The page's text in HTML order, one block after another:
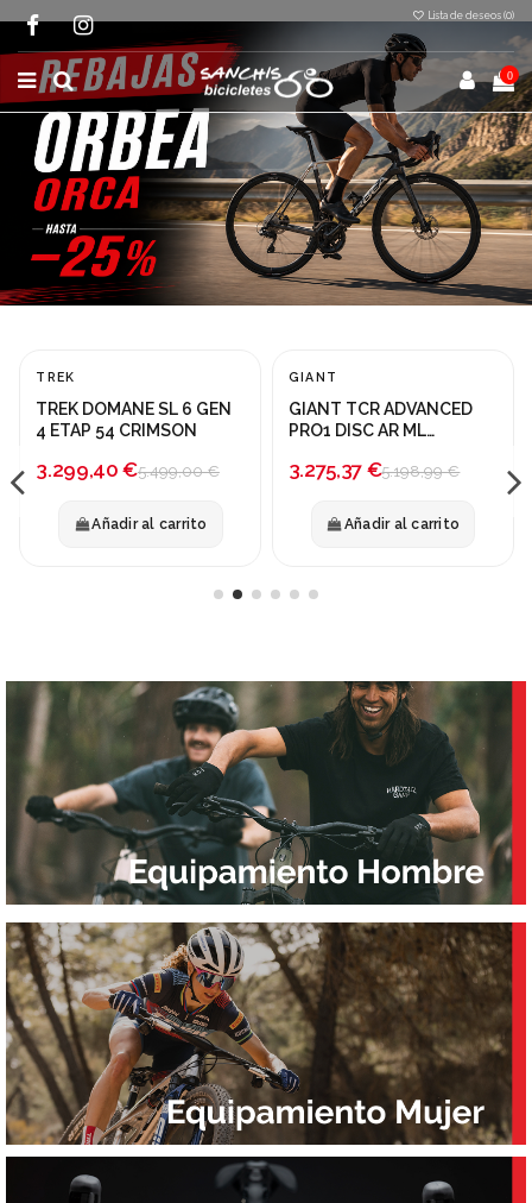
Lista de deseos (0)
0
¡En oferta!
-40%
TREK
TREK DOMANE SL 6 GEN
4 ETAP 54 CRIMSON
3.299,40 €5.499,00 €
Añadir al carrito
¡En oferta!
-37%
GIANT
GIANT TCR ADVANCED
PRO1 DISC AR ML
3.275,37 €5.198,99 €
Añadir al carrito